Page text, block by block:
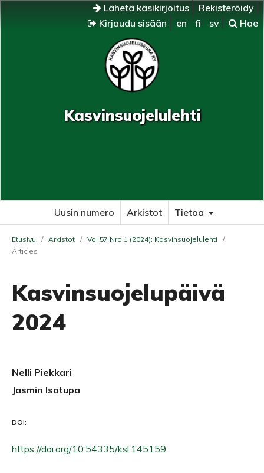
Lähetä käsikirjoitus
Rekisteröidy
Kirjaudu sisään
en fi sv Hae
Kasvinsuojelulehti
Uusin numero Arkistot Tietoa
Etusivu / Arkistot / Vol 57 Nro 1 (2024): Kasvinsuojelulehti
/
Articles
Kasvinsuojelupäivä
2024
Nelli Piekkari
Jasmin Isotupa
DOI:
https://doi.org/10.54335/ksl.145159